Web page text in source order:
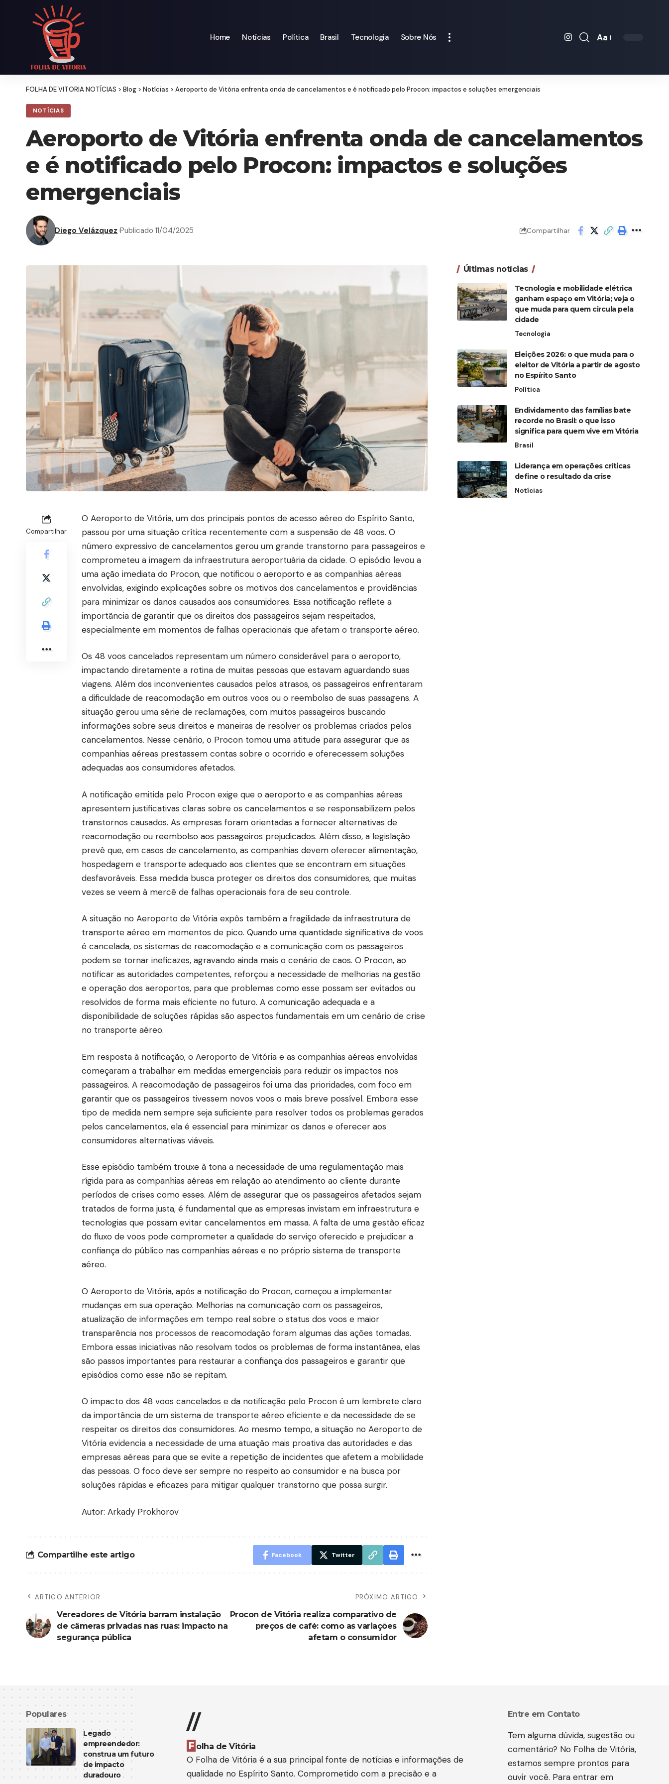
Home Notícias Política Brasil Tecnologia Sobre Nós
Font
Aa
FOLHA DE VITORIA NOTÍCIAS > Blog > Notícias > Aeroporto de Vitória enfrenta onda de cancelamentos e é notificado pelo Procon: impactos e soluções emergenciais
NOTÍCIAS
Aeroporto de Vitória enfrenta onda de cancelamentos
e é notificado pelo Procon: impactos e soluções
emergenciais
Diego Velázquez Publicado 11/04/2025 Compartilhar
Compartilhar
O Aeroporto de Vitória, um dos principais pontos de acesso aéreo do Espírito Santo,
passou por uma situação crítica recentemente com a suspensão de 48 voos. O
número expressivo de cancelamentos gerou um grande transtorno para passageiros e
comprometeu a imagem da infraestrutura aeroportuária da cidade. O episódio levou a
uma ação imediata do Procon, que notificou o aeroporto e as companhias aéreas
envolvidas, exigindo explicações sobre os motivos dos cancelamentos e providências
para minimizar os danos causados aos consumidores. Essa notificação reflete a
importância de garantir que os direitos dos passageiros sejam respeitados,
especialmente em momentos de falhas operacionais que afetam o transporte aéreo.
Os 48 voos cancelados representam um número considerável para o aeroporto,
impactando diretamente a rotina de muitas pessoas que estavam aguardando suas
viagens. Além dos inconvenientes causados pelos atrasos, os passageiros enfrentaram
a dificuldade de reacomodação em outros voos ou o reembolso de suas passagens. A
situação gerou uma série de reclamações, com muitos passageiros buscando
informações sobre seus direitos e maneiras de resolver os problemas criados pelos
cancelamentos. Nesse cenário, o Procon tomou uma atitude para assegurar que as
companhias aéreas prestassem contas sobre o ocorrido e oferecessem soluções
adequadas aos consumidores afetados.
A notificação emitida pelo Procon exige que o aeroporto e as companhias aéreas
apresentem justificativas claras sobre os cancelamentos e se responsabilizem pelos
transtornos causados. As empresas foram orientadas a fornecer alternativas de
reacomodação ou reembolso aos passageiros prejudicados. Além disso, a legislação
prevê que, em casos de cancelamento, as companhias devem oferecer alimentação,
hospedagem e transporte adequado aos clientes que se encontram em situações
desfavoráveis. Essa medida busca proteger os direitos dos consumidores, que muitas
vezes se veem à mercê de falhas operacionais fora de seu controle.
A situação no Aeroporto de Vitória expôs também a fragilidade da infraestrutura de
transporte aéreo em momentos de pico. Quando uma quantidade significativa de voos
é cancelada, os sistemas de reacomodação e a comunicação com os passageiros
podem se tornar ineficazes, agravando ainda mais o cenário de caos. O Procon, ao
notificar as autoridades competentes, reforçou a necessidade de melhorias na gestão
e operação dos aeroportos, para que problemas como esse possam ser evitados ou
resolvidos de forma mais eficiente no futuro. A comunicação adequada e a
disponibilidade de soluções rápidas são aspectos fundamentais em um cenário de crise
no transporte aéreo.
Em resposta à notificação, o Aeroporto de Vitória e as companhias aéreas envolvidas
começaram a trabalhar em medidas emergenciais para reduzir os impactos nos
passageiros. A reacomodação de passageiros foi uma das prioridades, com foco em
garantir que os passageiros tivessem novos voos o mais breve possível. Embora esse
tipo de medida nem sempre seja suficiente para resolver todos os problemas gerados
pelos cancelamentos, ela é essencial para minimizar os danos e oferecer aos
consumidores alternativas viáveis.
Esse episódio também trouxe à tona a necessidade de uma regulamentação mais
rígida para as companhias aéreas em relação ao atendimento ao cliente durante
períodos de crises como esses. Além de assegurar que os passageiros afetados sejam
tratados de forma justa, é fundamental que as empresas invistam em infraestrutura e
tecnologias que possam evitar cancelamentos em massa. A falta de uma gestão eficaz
do fluxo de voos pode comprometer a qualidade do serviço oferecido e prejudicar a
confiança do público nas companhias aéreas e no próprio sistema de transporte
aéreo.
O Aeroporto de Vitória, após a notificação do Procon, começou a implementar
mudanças em sua operação. Melhorias na comunicação com os passageiros,
atualização de informações em tempo real sobre o status dos voos e maior
transparência nos processos de reacomodação foram algumas das ações tomadas.
Embora essas iniciativas não resolvam todos os problemas de forma instantânea, elas
são passos importantes para restaurar a confiança dos passageiros e garantir que
episódios como esse não se repitam.
O impacto dos 48 voos cancelados e da notificação pelo Procon é um lembrete claro
da importância de um sistema de transporte aéreo eficiente e da necessidade de se
respeitar os direitos dos consumidores. Ao mesmo tempo, a situação no Aeroporto de
Vitória evidencia a necessidade de uma atuação mais proativa das autoridades e das
empresas aéreas para que se evite a repetição de incidentes que afetem a mobilidade
das pessoas. O foco deve ser sempre no respeito ao consumidor e na busca por
soluções rápidas e eficazes para mitigar qualquer transtorno que possa surgir.
Autor: Arkady Prokhorov
Compartilhe este artigo Facebook Twitter
ARTIGO ANTERIOR
Vereadores de Vitória barram instalação
de câmeras privadas nas ruas: impacto na
segurança pública
PRÓXIMO ARTIGO
Procon de Vitória realiza comparativo de
preços de café: como as variações
afetam o consumidor
Últimas notícias
Tecnologia e mobilidade elétrica
ganham espaço em Vitória; veja o
que muda para quem circula pela
cidade
Tecnologia
Eleições 2026: o que muda para o
eleitor de Vitória a partir de agosto
no Espírito Santo
Política
Endividamento das famílias bate
recorde no Brasil: o que isso
significa para quem vive em Vitória
Brasil
Liderança em operações críticas
define o resultado da crise
Notícias
Populares
Legado
empreendedor:
construa um futuro
de impacto
duradouro
//
F olha de Vitória
O Folha de Vitória é a sua principal fonte de notícias e informações de
qualidade no Espírito Santo. Comprometido com a precisão e a
Entre em Contato
Tem alguma dúvida, sugestão ou
comentário? No Folha de Vitória,
estamos sempre prontos para
ouvir você. Para entrar em